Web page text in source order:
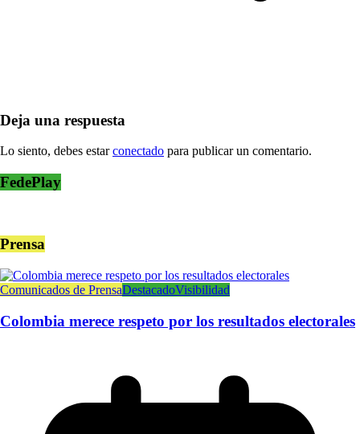
Deja una respuesta
Lo siento, debes estarconectado para publicar un comentario.
FedePlay
Prensa
Comunicados de PrensaDestacadoVisibilidad
Colombia merece respeto por los resultados electorales